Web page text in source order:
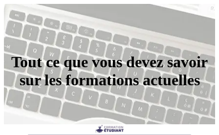
Tout ce que vous devez savoir
sur les formations actuelles